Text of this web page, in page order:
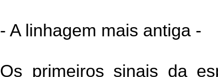
- A linhagem mais antiga -
Os primeiros sinais da